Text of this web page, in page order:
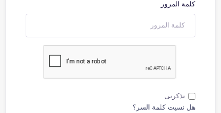
كلمة المرور
تذكرنى
هل نسيت كلمة السر؟